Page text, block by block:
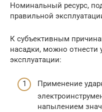
Номинальный ресурс,
правильной
К субъективным
насадки, можно отнести
эксплуатации:
Применение
напылением